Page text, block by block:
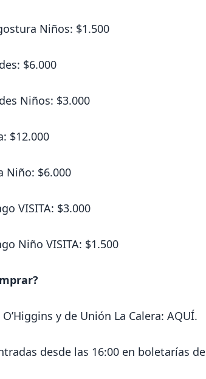
Niños: $1.500
$6.000
Niños: $3.000
$12.000
Niño: $6.000
VISITA: $3.000
Niño VISITA: $1.500
y de Unión La Calera: AQUÍ.
desde las 16:00 en boletarías